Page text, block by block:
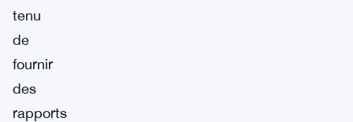
tenu
de
fournir
des
rapports